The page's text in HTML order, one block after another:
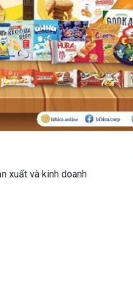
xuất và kinh doanh